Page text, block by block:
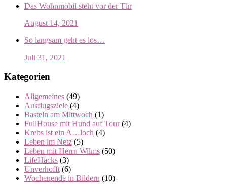
Das Wohnmobil steht vor der Tür
August 14, 2021
So langsam geht es los…
Juli 31, 2021
Kategorien
Allgemeines (49)
Ausflugsziele (4)
Basteln am Mittwoch (1)
FullHouse mit Hund auf Tour(4)
Krebs ist ein A…loch (4)
Leben im Netz (5)
Leben mit Herrn Wilms (50)
LifeHacks (3)
Unverhofft (6)
Wochenende in Bildern (10)